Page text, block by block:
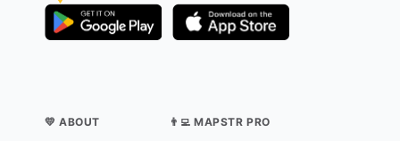
💛 ABOUT 👨‍💻 MAPSTR PRO